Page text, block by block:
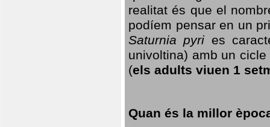
realitat és que el
podíem pensar en un
Saturnia pyri es
univoltina) amb un
(els adults viuen 1
Quan és la millor